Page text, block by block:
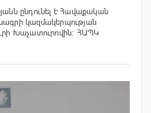
ընդունել է Հավաքական
կազմակերպության
Խաչատուրովին: ՀԱՊԿ